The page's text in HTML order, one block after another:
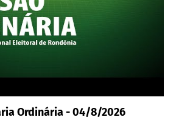
Ordinária - 04/8/2026